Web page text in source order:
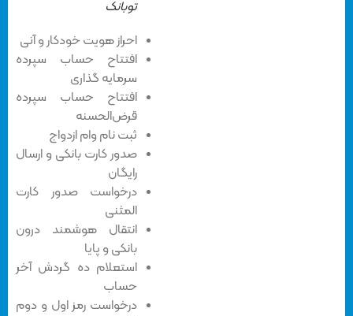
توبانک
احراز هویت خودکار و آنی
افتتاح حساب سپرده
سرمایه گذاری
افتتاح حساب سپرده
قرض‌الحسنه
ثبت نام وام ازدواج
صدور کارت بانکی و ارسال
رایگان
درخواست صدور کارت
المثنی
انتقال هوشمند درون
بانکی و پایا
استعلام ده گردش آخر
حساب
درخواست رمز اول و دوم